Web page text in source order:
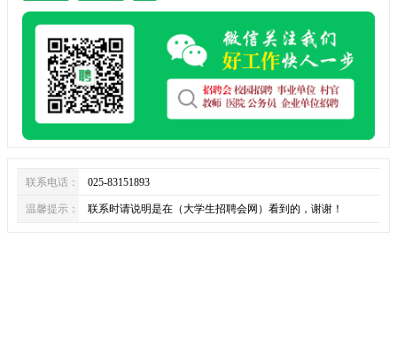
联系电话： 025-83151893
温馨提示： 联系时请说明是在（大学生招聘会网）看到的，谢谢！